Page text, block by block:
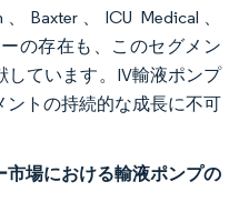
Baxter、ICU Medical、
の存在も、このセグメン
しています。IV輸液ポンプ
トの持続的な成長に不可
場における輸液ポンプの